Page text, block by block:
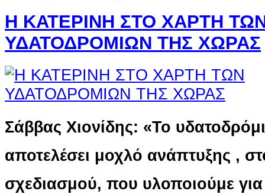
Η ΚΑΤΕΡΙΝΗ ΣΤΟ ΧΑΡΤΗ
ΥΔΑΤΟΔΡΟΜΙΩΝ ΤΗΣ ΧΩΡΑΣ
Σάββας Χιονίδης: «Το
αποτελέσει μοχλό ανάπτυξης ,
σχεδιασμού, που υλοποιούμε